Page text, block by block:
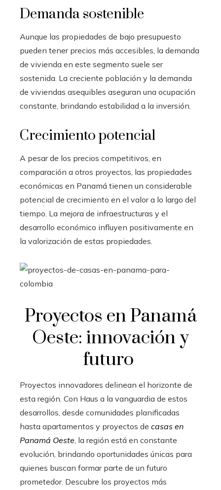
Demanda sostenible
Aunque las propiedades de bajo presupuesto
pueden tener precios más accesibles, la demanda
de vivienda en este segmento suele ser
sostenida. La creciente población y la demanda
de viviendas asequibles aseguran una ocupación
constante, brindando estabilidad a la inversión.
Crecimiento potencial
A pesar de los precios competitivos, en
comparación a otros proyectos, las propiedades
económicas en Panamá tienen un considerable
potencial de crecimiento en el valor a lo largo del
tiempo. La mejora de infraestructuras y el
desarrollo económico influyen positivamente en
la valorización de estas propiedades.
Proyectos en Panamá
Oeste: innovación y
futuro
Proyectos innovadores delinean el horizonte de
esta región. Con Haus a la vanguardia de estos
desarrollos, desde comunidades planificadas
hasta apartamentos y proyectos de casas en
Panamá Oeste, la región está en constante
evolución, brindando oportunidades únicas para
quienes buscan formar parte de un futuro
prometedor. Descubre los proyectos más